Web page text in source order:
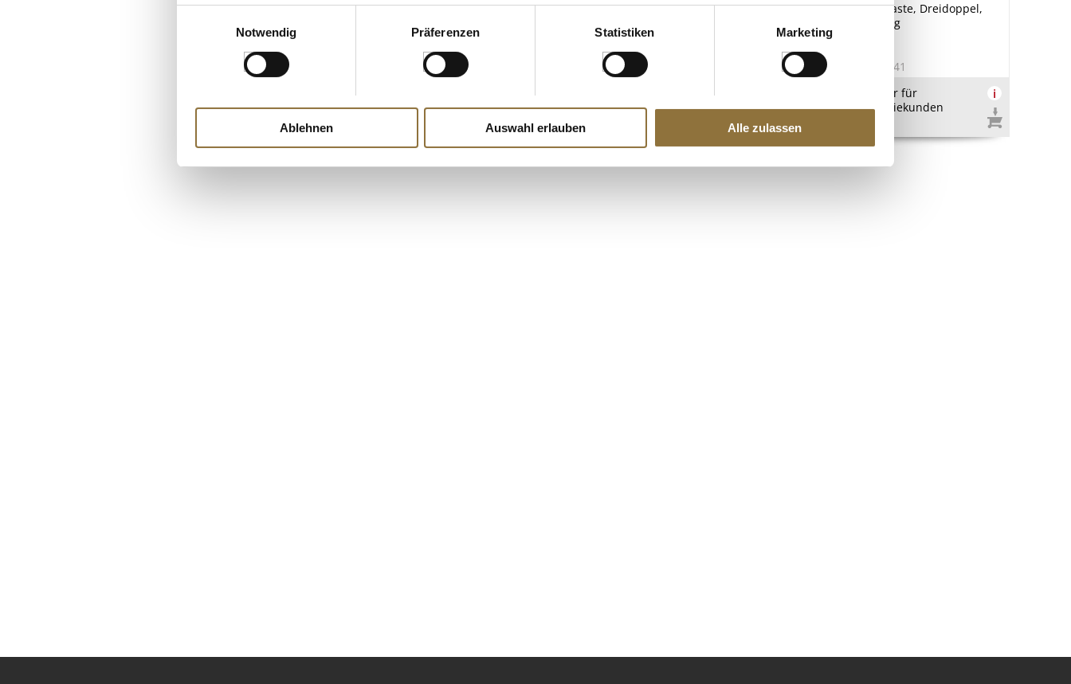
Notwendig
Präferenzen Statistiken Marketing
Ablehnen Auswahl erlauben Alle zulassen
Premium Classic - Stab, Zesten
touch, 1 St
Art.Nr.:21215
Maldon Sea Salt Flakes,
England, 125 g
Art.Nr.:24393
€ 56,00/ kg
Teegebäck Floren Tiner,
Art.Nr.:58201
€ 60,50/ kg
Walnuss-Paste, Dreidoppel,
No.425, 1 kg
Art.Nr.:38041
Produkt nur für
Gastronomiekunden
i